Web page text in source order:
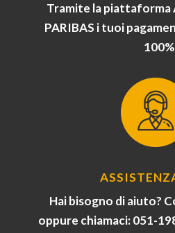
Tramite la piattaforma
PARIBAS i tuoi
100%
Hai bisogno di aiuto?
oppure chiamaci: 051-